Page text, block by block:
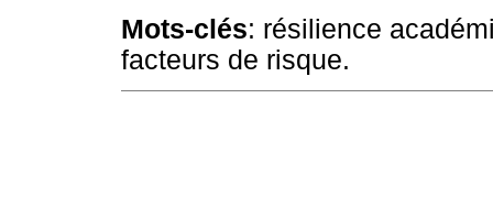
Mots-clés: résilience
facteurs de risque.